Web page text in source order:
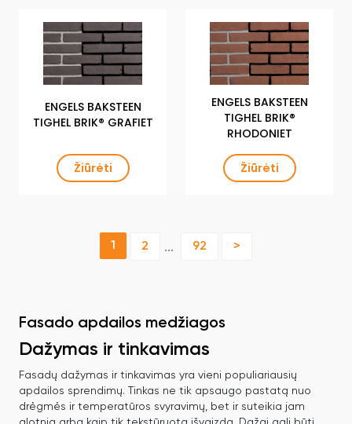
ENGELS BAKSTEEN
TIGHEL BRIK® GRAFIET
Žiūrėti
ENGELS BAKSTEEN
TIGHEL BRIK®
RHODONIET
Žiūrėti
1 2 ... 92 >
Fasado apdailos medžiagos
Dažymas ir tinkavimas
Fasadų dažymas ir tinkavimas yra vieni populiariausių
apdailos sprendimų. Tinkas ne tik apsaugo pastatą nuo
drėgmės ir temperatūros svyravimų, bet ir suteikia jam